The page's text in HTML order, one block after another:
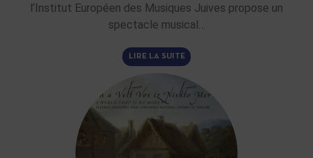
l’Institut Européen des Musiques Juives propose un
spectacle musical…
LIRE LA SUITE